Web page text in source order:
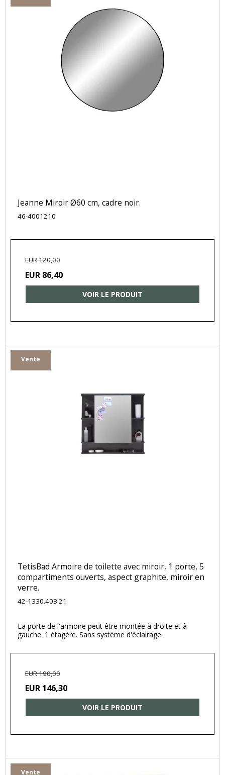
Jeanne Miroir Ø60 cm, cadre noir.
46-4001210
EUR 120,00
EUR 86,40
VOIR LE PRODUIT
Vente
TetisBad Armoire de toilette avec miroir, 1 porte, 5
compartiments ouverts, aspect graphite, miroir en
verre.
42-1330.403.21
La porte de l'armoire peut être montée à droite et à
gauche. 1 étagère. Sans système d'éclairage.
EUR 190,00
EUR 146,30
VOIR LE PRODUIT
Vente